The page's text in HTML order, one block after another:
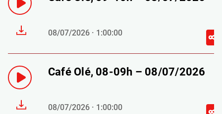
08/07/2026 · 1:00:00
Café Olé, 08-09h – 08/07/2026
08/07/2026 · 1:00:00